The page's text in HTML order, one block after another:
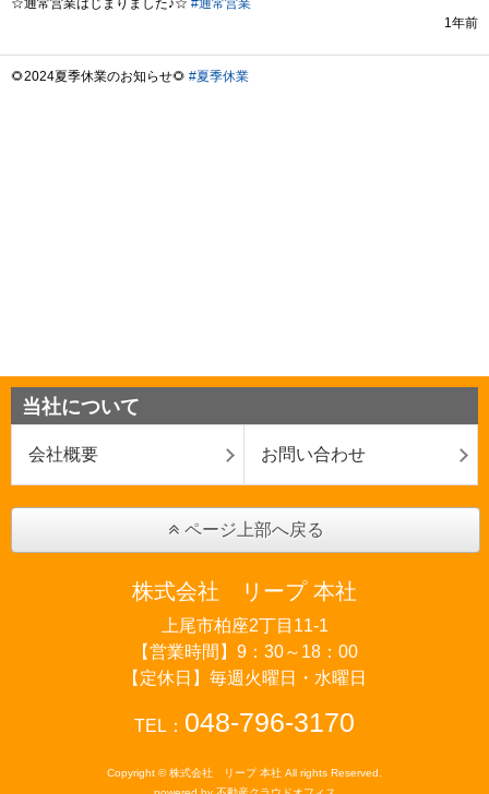
当社について
会社概要 お問い合わせ
ページ上部へ戻る
株式会社 リープ 本社
上尾市柏座2丁目11-1
【営業時間】9：30～18：00
【定休日】毎週火曜日・水曜日
TEL： 048-796-3170
Copyright © 株式会社 リープ 本社 All rights Reserved.